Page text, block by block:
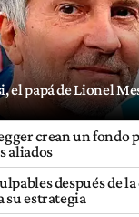
el papá de Lionel
crean un fondo
aliados
después de
su estrategia